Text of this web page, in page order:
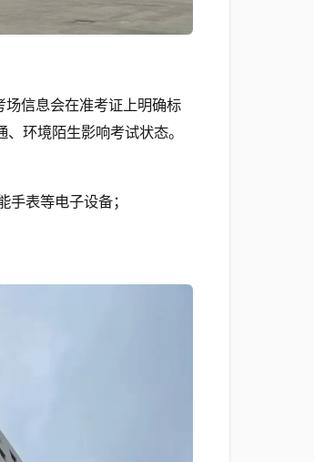
信息会在准考证上明确标
环境陌生影响考试状态。
表等电子设备；